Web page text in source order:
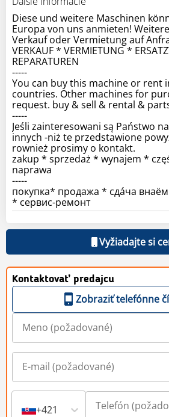
Diese und weitere Maschinen
Europa von uns anmieten!
Verkauf oder Vermietung auf
VERKAUF * VERMIETUNG *
REPARATUREN
-----
You can buy this machine or rent
countries. Other machines for
request. buy & sell & rental &
-----
Jeśli zainteresowani są Państwo
innych -niż te przedstawione
rownież prosimy o kontakt.
zakup * sprzedaż * wynajem *
naprawa
-----
покупка* продажа * сдáча
* сервис-ремонт
Vyžiadajte si
Kontaktovať predajcu
Zobraziť telefónne
+421